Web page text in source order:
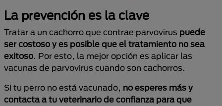
La prevención es la clave
Tratar a un cachorro que contrae parvovirus puede
ser costoso y es posible que el tratamiento no sea
exitoso. Por esto, la mejor opción es aplicar las
vacunas de parvovirus cuando son cachorros.
Si tu perro no está vacunado, no esperes más y
contacta a tu veterinario de confianza para que